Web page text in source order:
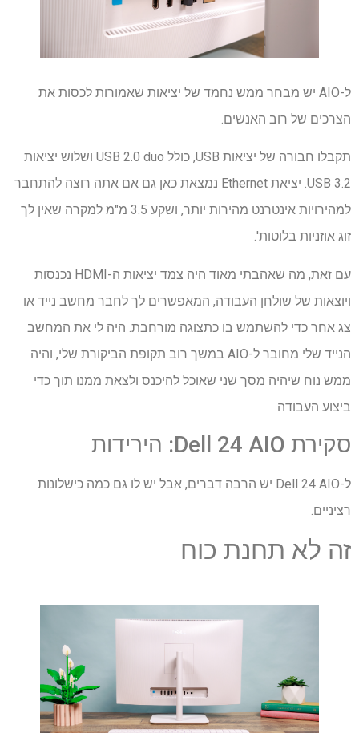
ל-AIO יש מבחר ממש נחמד של יציאות שאמורות לכסות את
הצרכים של רוב האנשים.
תקבלו חבורה של יציאות USB, כולל USB 2.0 duo ושלוש יציאות
USB 3.2. יציאת Ethernet נמצאת כאן גם אם אתה רוצה להתחבר
למהירויות אינטרנט מהירות יותר, ושקע 3.5 מ"מ למקרה שאין לך
זוג אוזניות בלוטות'.
עם זאת, מה שאהבתי מאוד היה צמד יציאות ה-HDMI נכנסות
ויוצאות של שולחן העבודה, המאפשרים לך לחבר מחשב נייד או
צג אחר כדי להשתמש בו כתצוגה מורחבת. היה לי את המחשב
הנייד שלי מחובר ל-AIO במשך רוב תקופת הביקורת שלי, והיה
ממש נוח שיהיה מסך שני שאוכל להיכנס ולצאת ממנו תוך כדי
ביצוע העבודה.
סקירת Dell 24 AIO: הירידות
ל-Dell 24 AIO יש הרבה דברים, אבל יש לו גם כמה כישלונות
רציניים.
זה לא תחנת כוח